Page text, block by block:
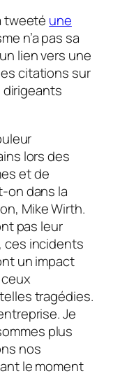
tweeté une
n’a pas sa
lien vers une
citations sur
dirigeants
lors des
et de
on dans la
Mike Wirth.
pas leur
ces incidents
un impact
tragédies.
Je
plus
nos
le moment